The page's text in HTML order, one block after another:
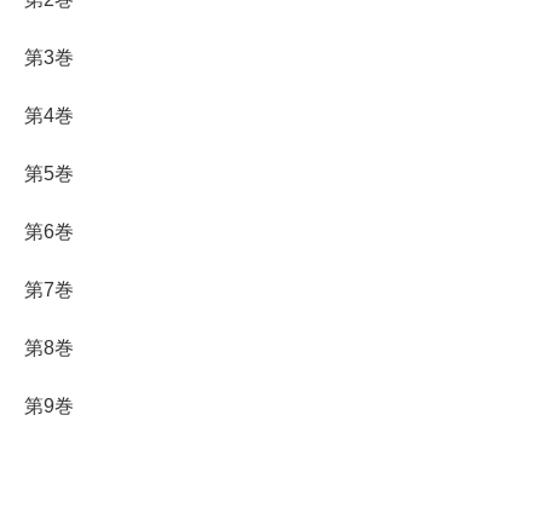
第3巻
第4巻
第5巻
第6巻
第7巻
第8巻
第9巻